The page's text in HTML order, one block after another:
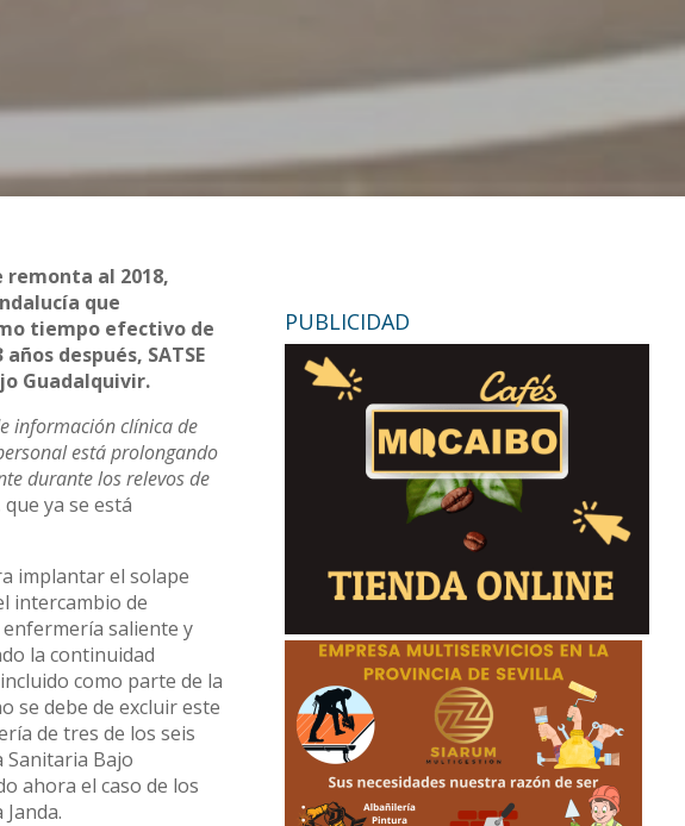
al 2018,
que
tiempo efectivo de
después, SATSE
Guadalquivir.
información clínica de
está prolongando
durante los relevos de
ya se está
implantar el solape
intercambio de
saliente y
la continuidad
como parte de la
se debe de excluir este
de tres de los seis
Sanitaria Bajo
ahora el caso de los
PUBLICIDAD